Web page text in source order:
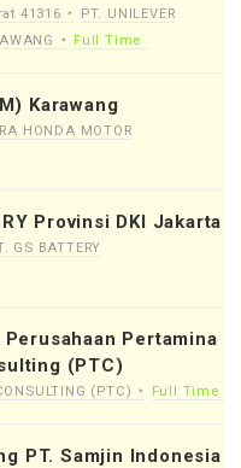
41316
PT. UNILEVER
Full Time
Karawang
HONDA MOTOR
Provinsi DKI Jakarta
GS BATTERY
Pertamina
(PTC)
(PTC) Full Time
PT. Samjin Indonesia